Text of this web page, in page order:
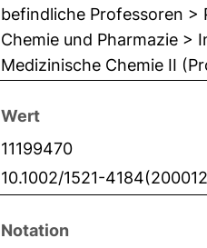
befindliche Professoren >
Chemie und Pharmazie >
Medizinische Chemie II
Wert
11199470
10.1002/1521-
Notation